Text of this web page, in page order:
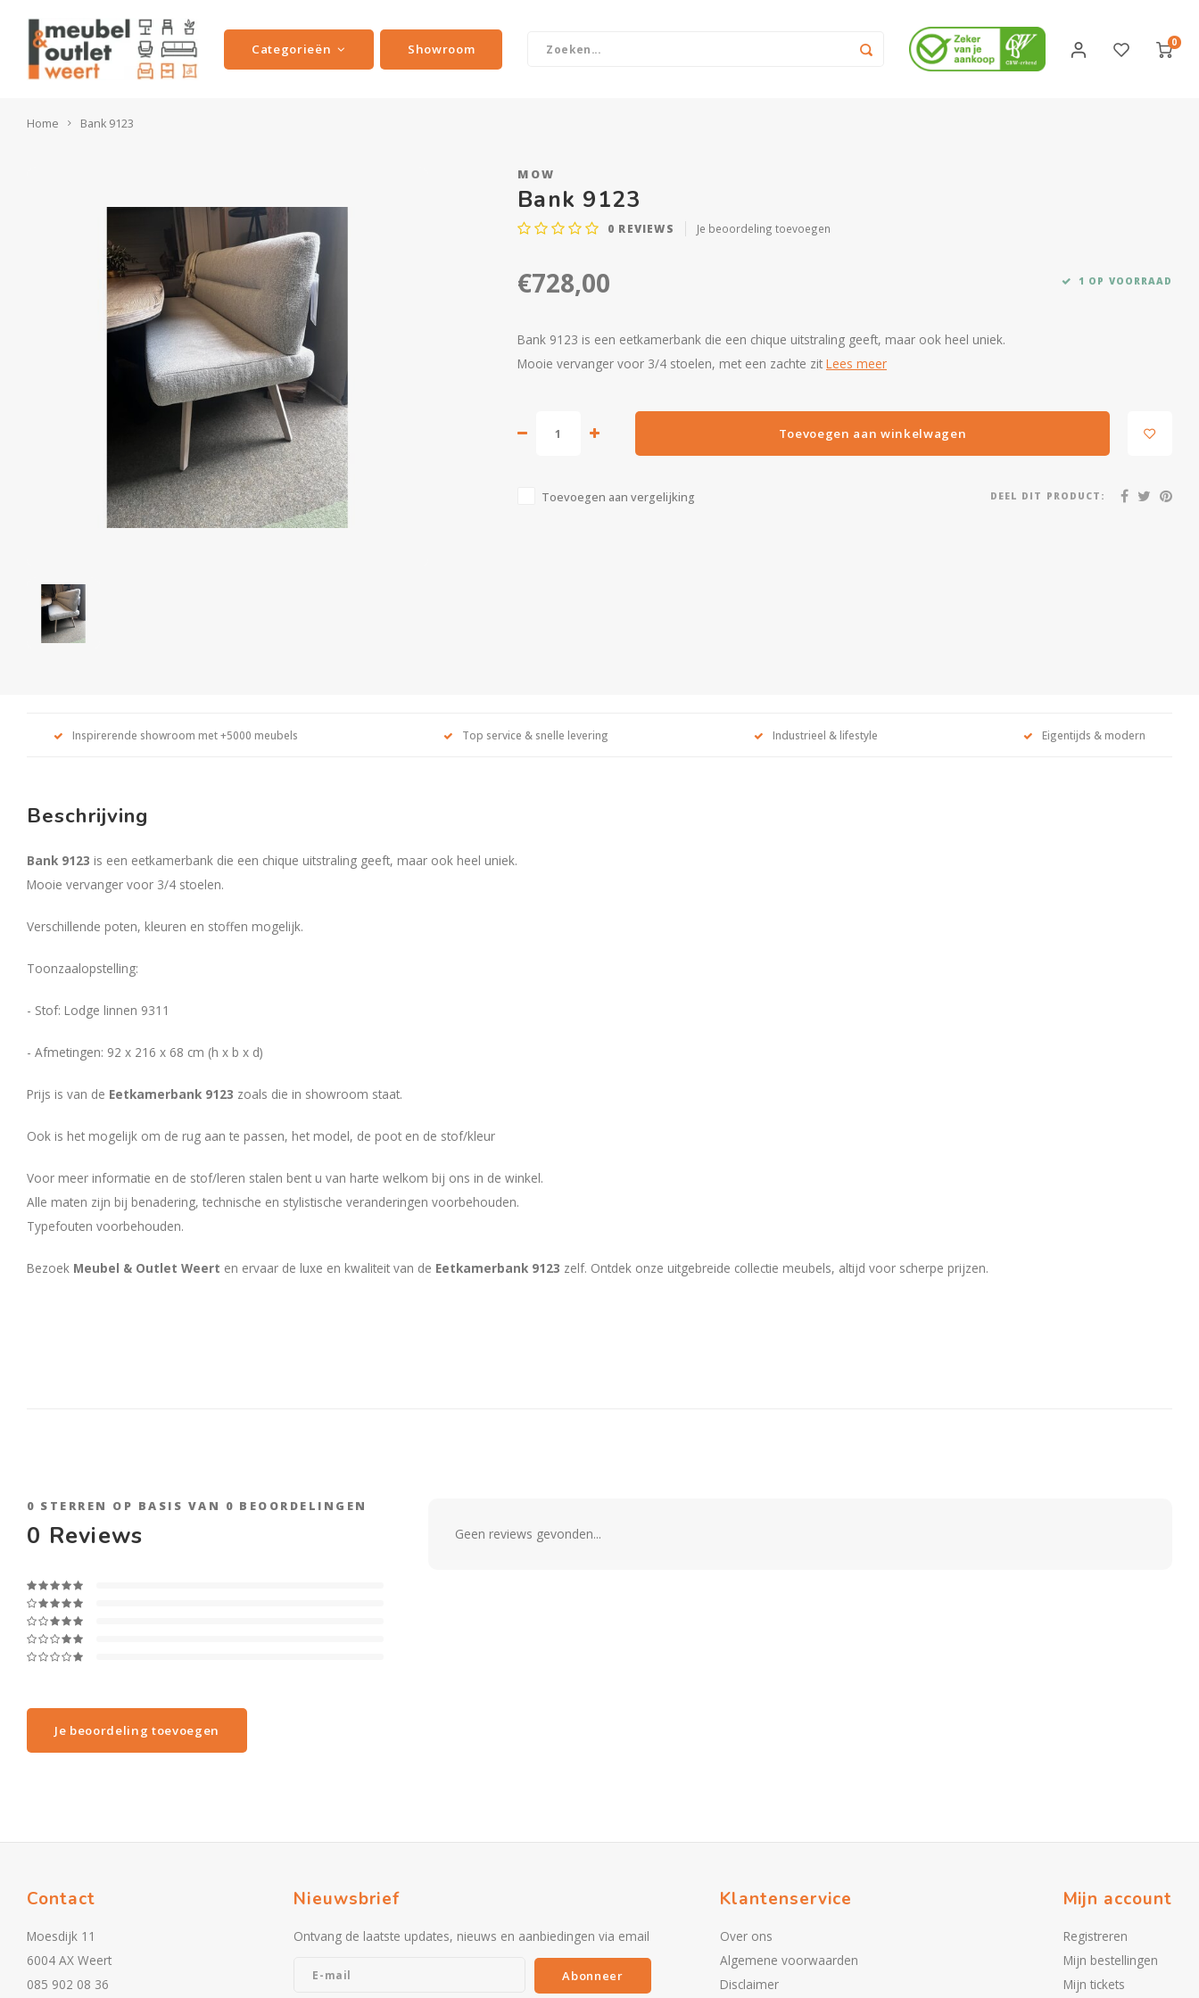
Categorieën Showroom 0
Home Bank 9123
MOW
Bank 9123
0 REVIEWS Je beoordeling toevoegen
€728,00 1 OP VOORRAAD
Bank 9123 is een eetkamerbank die een chique uitstraling geeft, maar ook heel uniek.
Mooie vervanger voor 3/4 stoelen, met een zachte zit Lees meer
Toevoegen aan winkelwagen
Toevoegen aan vergelijking DEEL DIT PRODUCT:
Inspirerende showroom met +5000 meubels Top service & snelle levering Industrieel & lifestyle Eigentijds & modern
Beschrijving
Bank 9123 is een eetkamerbank die een chique uitstraling geeft, maar ook heel uniek.
Mooie vervanger voor 3/4 stoelen.
Verschillende poten, kleuren en stoffen mogelijk.
Toonzaalopstelling:
- Stof: Lodge linnen 9311
- Afmetingen: 92 x 216 x 68 cm (h x b x d)
Prijs is van de Eetkamerbank 9123 zoals die in showroom staat.
Ook is het mogelijk om de rug aan te passen, het model, de poot en de stof/kleur
Voor meer informatie en de stof/leren stalen bent u van harte welkom bij ons in de winkel.
Alle maten zijn bij benadering, technische en stylistische veranderingen voorbehouden.
Typefouten voorbehouden.
Bezoek Meubel & Outlet Weert en ervaar de luxe en kwaliteit van de Eetkamerbank 9123 zelf. Ontdek onze uitgebreide collectie meubels, altijd voor scherpe prijzen.
0 STERREN OP BASIS VAN 0 BEOORDELINGEN
0 Reviews
Je beoordeling toevoegen
Geen reviews gevonden...
Contact
Moesdijk 11
6004 AX Weert
085 902 08 36
Nieuwsbrief
Ontvang de laatste updates, nieuws en aanbiedingen via email
Abonneer
Klantenservice
Over ons
Algemene voorwaarden
Disclaimer
Mijn account
Registreren
Mijn bestellingen
Mijn tickets